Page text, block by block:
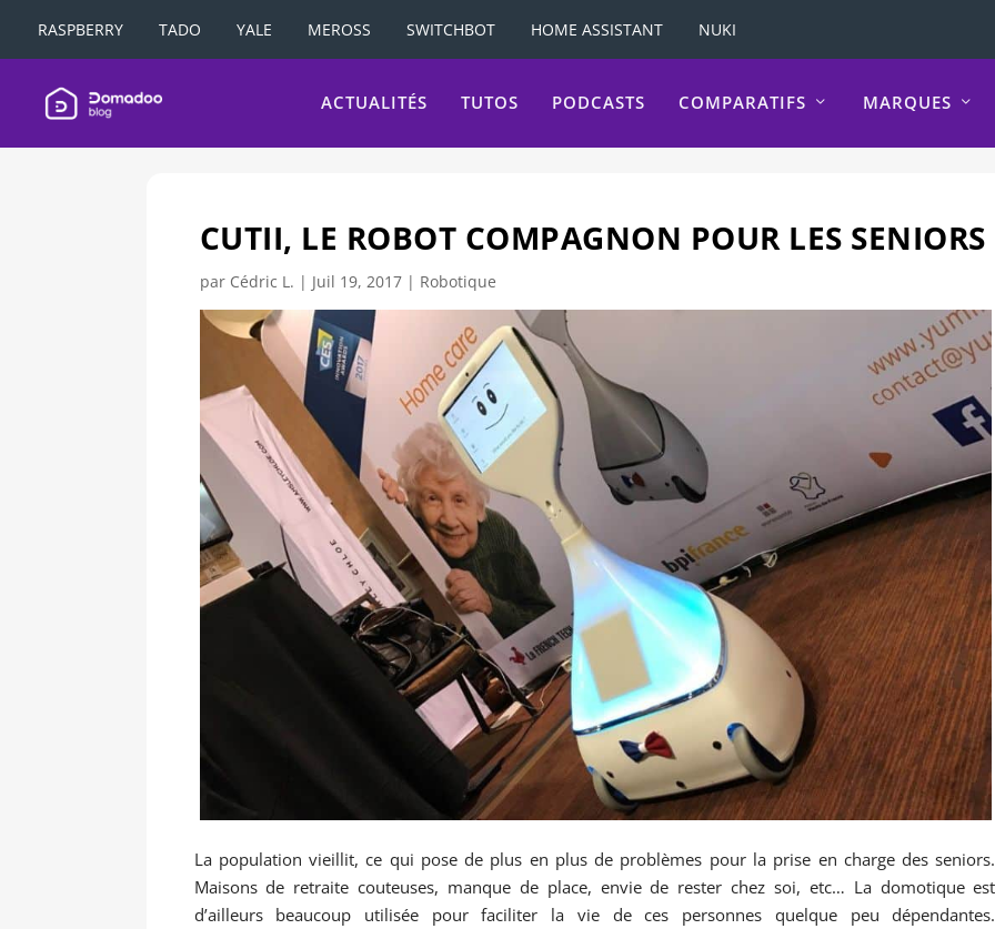
RASPBERRY TADO YALE MEROSS SWITCHBOT HOME ASSISTANT NUKI
ACTUALITÉS TUTOS PODCASTS COMPARATIFS MARQUES
CUTII, LE ROBOT COMPAGNON POUR LES SENIORS
par Cédric L. | Juil 19, 2017| Robotique
La population vieillit, ce qui pose de plus en plus de problèmes pour la prise en charge des seniors.
Maisons de retraite couteuses, manque de place, envie de rester chez soi, etc… La domotique est
d’ailleurs beaucoup utilisée pour faciliter la vie de ces personnes quelque peu dépendantes.